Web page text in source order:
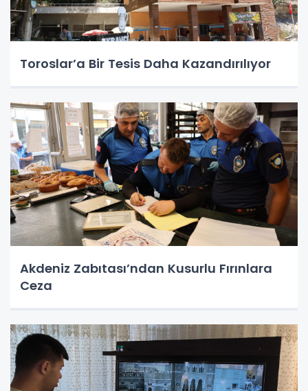
Toroslar’a Bir Tesis Daha Kazandırılıyor
Akdeniz Zabıtası’ndan Kusurlu Fırınlara
Ceza